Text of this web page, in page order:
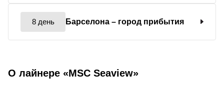
8 день Барселона – город прибытия
О лайнере «MSC Seaview»